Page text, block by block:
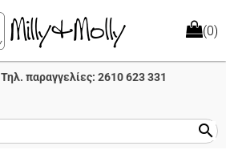
(0)
Τηλ. παραγγελίες: 2610 623 331
search